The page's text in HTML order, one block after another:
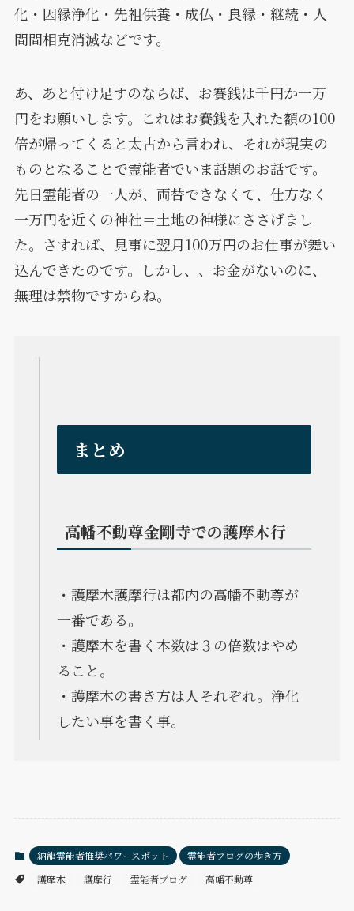
化・因縁浄化・先祖供養・成仏・良縁・継続・人
間間相克消滅などです。
あ、あと付け足すのならば、お賽銭は千円か一万
円をお願いします。これはお賽銭を入れた額の100
倍が帰ってくると太古から言われ、それが現実の
ものとなることで霊能者でいま話題のお話です。
先日霊能者の一人が、両替できなくて、仕方なく
一万円を近くの神社＝土地の神様にささげまし
た。さすれば、見事に翌月100万円のお仕事が舞い
込んできたのです。しかし、、お金がないのに、
無理は禁物ですからね。
まとめ
高幡不動尊金剛寺での護摩木行
・護摩木護摩行は都内の高幡不動尊が
一番である。
・護摩木を書く本数は３の倍数はやめ
ること。
・護摩木の書き方は人それぞれ。浄化
したい事を書く事。
納龍霊能者推奨パワースポット
霊能者ブログの歩き方
護摩木
護摩行 霊能者ブログ 高幡不動尊